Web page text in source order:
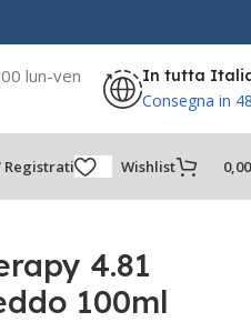
lun-ven In tutta
Consegna in
Registrati Wishlist
4.81
100ml